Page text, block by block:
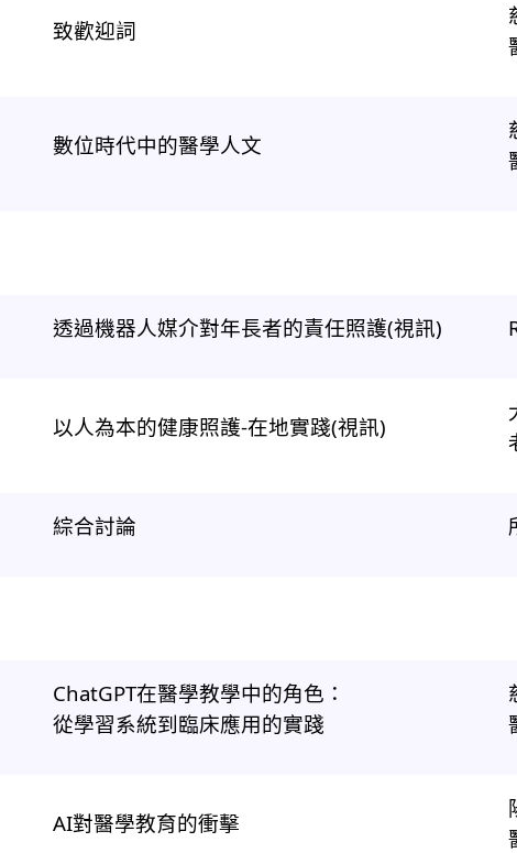
致歡迎詞
數位時代中的醫學人文
透過機器人媒介對年長者的責任照護(視訊)
以人為本的健康照護-在地實踐(視訊)
綜合討論
ChatGPT在醫學教學中的角色：
從學習系統到臨床應用的實踐
AI對醫學教育的衝擊